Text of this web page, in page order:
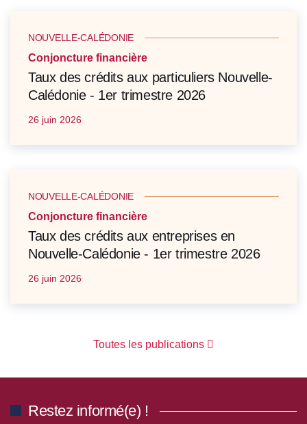
NOUVELLE-CALÉDONIE
Conjoncture financière
Taux des crédits aux particuliers Nouvelle-
Calédonie - 1er trimestre 2026
26 juin 2026
NOUVELLE-CALÉDONIE
Conjoncture financière
Taux des crédits aux entreprises en
Nouvelle-Calédonie - 1er trimestre 2026
26 juin 2026
Toutes les publications
Restez informé(e) !